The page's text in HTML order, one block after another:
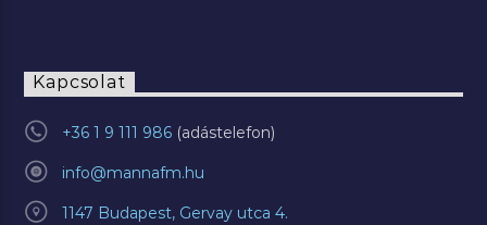
Kapcsolat
+36 1 9 111 986
info@mannafm.hu
1147 Budapest, Gervay utca 4.